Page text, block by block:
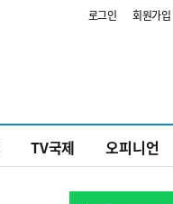
로그인 회원가입
TV국제 오피니언